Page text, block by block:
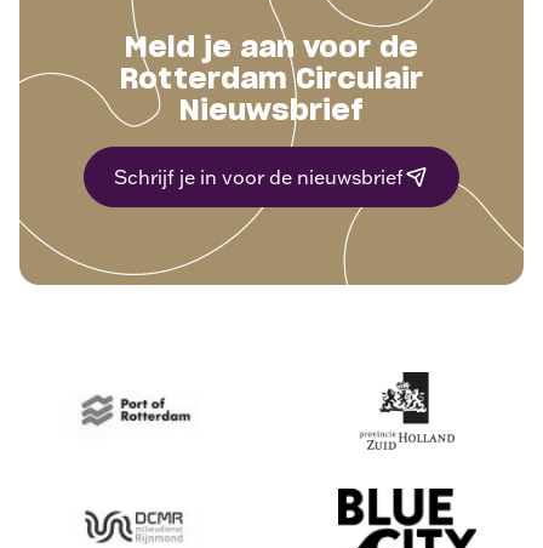
Meld je aan voor de
Rotterdam Circulair
Nieuwsbrief
Schrijf je in voor de nieuwsbrief